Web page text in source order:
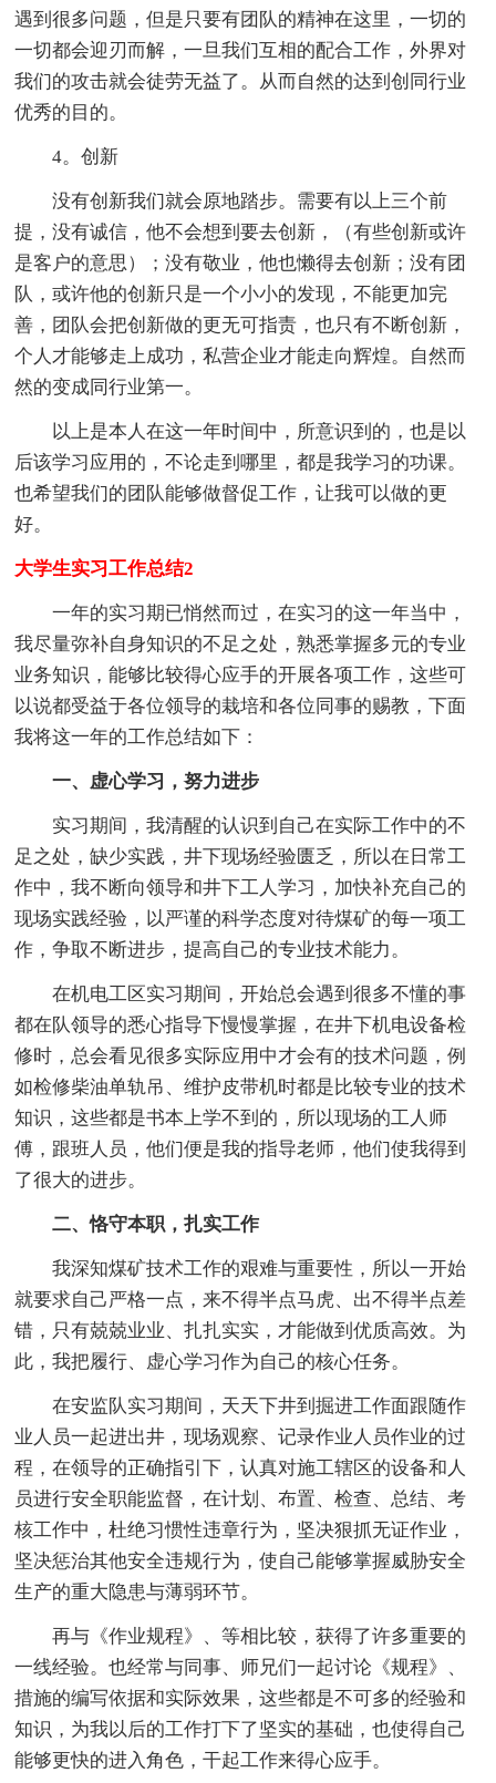
遇到很多问题，但是只要有团队的精神在这里，一切的
一切都会迎刃而解，一旦我们互相的配合工作，外界对
我们的攻击就会徒劳无益了。从而自然的达到创同行业
优秀的目的。
4。创新
没有创新我们就会原地踏步。需要有以上三个前
提，没有诚信，他不会想到要去创新，（有些创新或许
是客户的意思）；没有敬业，他也懒得去创新；没有团
队，或许他的创新只是一个小小的发现，不能更加完
善，团队会把创新做的更无可指责，也只有不断创新，
个人才能够走上成功，私营企业才能走向辉煌。自然而
然的变成同行业第一。
以上是本人在这一年时间中，所意识到的，也是以
后该学习应用的，不论走到哪里，都是我学习的功课。
也希望我们的团队能够做督促工作，让我可以做的更
好。
大学生实习工作总结2
一年的实习期已悄然而过，在实习的这一年当中，
我尽量弥补自身知识的不足之处，熟悉掌握多元的专业
业务知识，能够比较得心应手的开展各项工作，这些可
以说都受益于各位领导的栽培和各位同事的赐教，下面
我将这一年的工作总结如下：
一、虚心学习，努力进步
实习期间，我清醒的认识到自己在实际工作中的不
足之处，缺少实践，井下现场经验匮乏，所以在日常工
作中，我不断向领导和井下工人学习，加快补充自己的
现场实践经验，以严谨的科学态度对待煤矿的每一项工
作，争取不断进步，提高自己的专业技术能力。
在机电工区实习期间，开始总会遇到很多不懂的事
都在队领导的悉心指导下慢慢掌握，在井下机电设备检
修时，总会看见很多实际应用中才会有的技术问题，例
如检修柴油单轨吊、维护皮带机时都是比较专业的技术
知识，这些都是书本上学不到的，所以现场的工人师
傅，跟班人员，他们便是我的指导老师，他们使我得到
了很大的进步。
二、恪守本职，扎实工作
我深知煤矿技术工作的艰难与重要性，所以一开始
就要求自己严格一点，来不得半点马虎、出不得半点差
错，只有兢兢业业、扎扎实实，才能做到优质高效。为
此，我把履行、虚心学习作为自己的核心任务。
在安监队实习期间，天天下井到掘进工作面跟随作
业人员一起进出井，现场观察、记录作业人员作业的过
程，在领导的正确指引下，认真对施工辖区的设备和人
员进行安全职能监督，在计划、布置、检查、总结、考
核工作中，杜绝习惯性违章行为，坚决狠抓无证作业，
坚决惩治其他安全违规行为，使自己能够掌握威胁安全
生产的重大隐患与薄弱环节。
再与《作业规程》、等相比较，获得了许多重要的
一线经验。也经常与同事、师兄们一起讨论《规程》、
措施的编写依据和实际效果，这些都是不可多的经验和
知识，为我以后的工作打下了坚实的基础，也使得自己
能够更快的进入角色，干起工作来得心应手。